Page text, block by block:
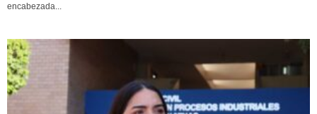
encabezada...